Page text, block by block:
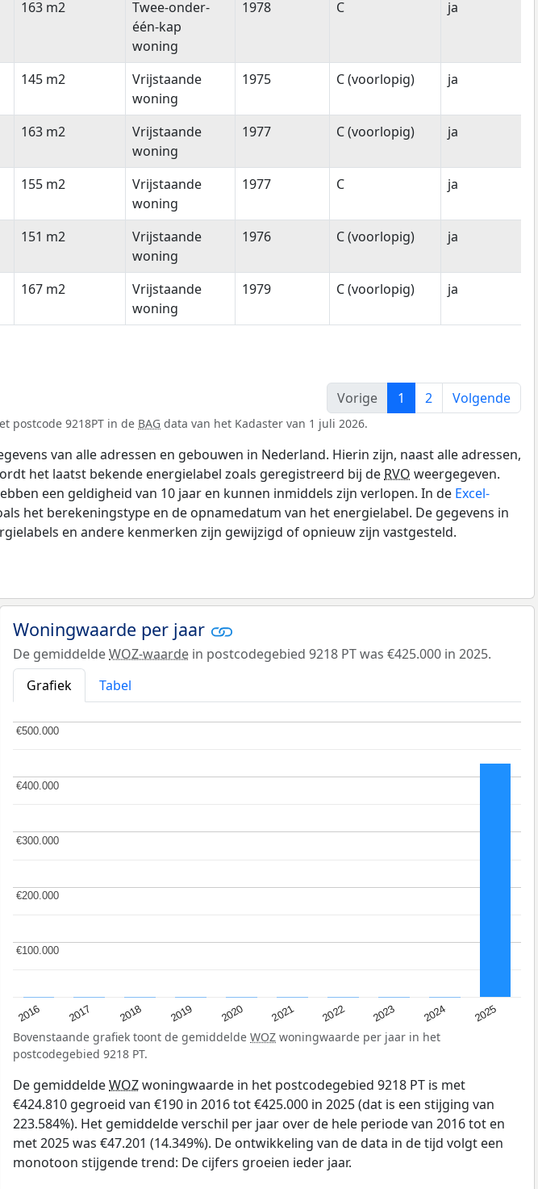
163 m2
Twee-onder-
één-kap
woning
1978 C ja
145 m2
Vrijstaande
woning
1975 C (voorlopig) ja
163 m2
Vrijstaande
woning
1977 C (voorlopig) ja
155 m2
Vrijstaande
woning
1977 C ja
151 m2
Vrijstaande
woning
1976 C (voorlopig) ja
167 m2
Vrijstaande
woning
1979 C (voorlopig) ja
Vorige
1 2 Volgende
postcode 9218PT in de BAG data van het Kadaster van 1 juli 2026.
van alle adressen en gebouwen in Nederland. Hierin zijn, naast alle adressen,
het laatst bekende energielabel zoals geregistreerd bij de RVO weergegeven.
een geldigheid van 10 jaar en kunnen inmiddels zijn verlopen. In de Excel-
het berekeningstype en de opnamedatum van het energielabel. De gegevens in
en andere kenmerken zijn gewijzigd of opnieuw zijn vastgesteld.
Woningwaarde per jaar
De gemiddeldeWOZ-waarde in postcodegebied 9218 PT was €425.000 in 2025.
Grafiek
Tabel
2016 2017 2018 2019 2020 2021 2022 2023 2024 2025
€100.000
€100.000
€200.000
€200.000
€300.000
€300.000
€400.000
€400.000
€500.000
€500.000
Bovenstaande grafiek toont de gemiddelde WOZ woningwaarde per jaar in het
postcodegebied 9218 PT.
De gemiddeldeWOZwoningwaarde in het postcodegebied 9218 PT is met
€424.810 gegroeid van €190 in 2016 tot €425.000 in 2025 (dat is een stijging van
223.584%). Het gemiddelde verschil per jaar over de hele periode van 2016 tot en
met 2025 was €47.201 (14.349%). De ontwikkeling van de data in de tijd volgt een
monotoon stijgende trend: De cijfers groeien ieder jaar.